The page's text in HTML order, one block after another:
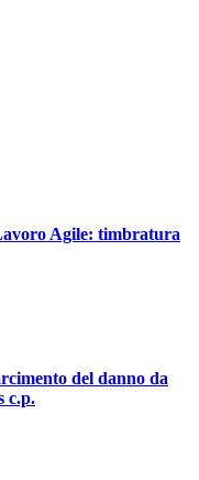
Agile: timbratura
del danno da
c.p.